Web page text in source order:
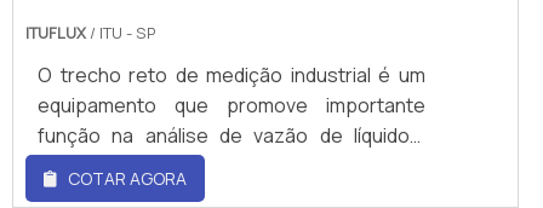
ITUFLUX / ITU - SP
O trecho reto de medição industrial é um
equipamento que promove importante
função na análise de vazão de líquidos,
gases e vapores. Simplificadamente, os
trechos retos são seções tubulares
COTAR AGORA